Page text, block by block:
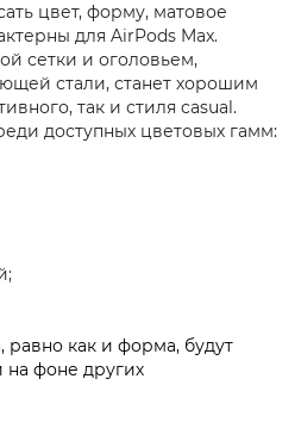
цвет, форму, матовое
для AirPods Max.
сетки и оголовьем,
стали, станет хорошим
так и стиля casual.
доступных цветовых гамм:
равно как и форма, будут
на фоне других